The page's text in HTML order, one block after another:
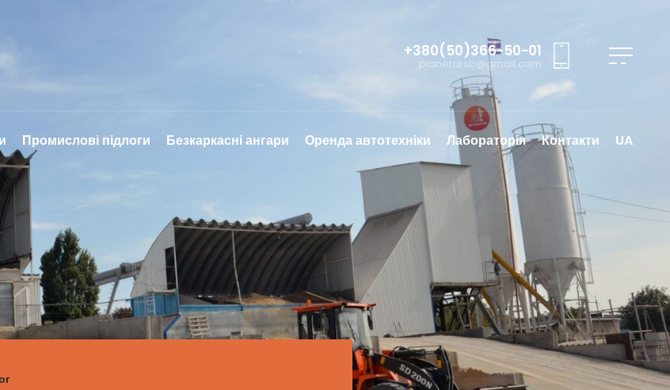
+380(50)366-50-01
planetarsb@gmail.com
Промислові підлоги Безкаркасні ангари Оренда автотехніки Лабораторія Контакти UA